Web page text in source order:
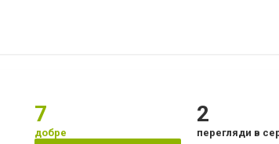
7
добре
2
перегляди в